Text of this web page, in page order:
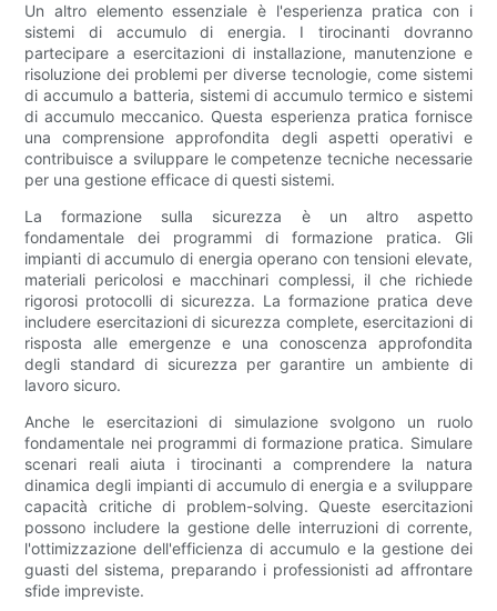
Un altro elemento essenziale è l'esperienza pratica con i
sistemi di accumulo di energia. I tirocinanti dovranno
partecipare a esercitazioni di installazione, manutenzione e
risoluzione dei problemi per diverse tecnologie, come sistemi
di accumulo a batteria, sistemi di accumulo termico e sistemi
di accumulo meccanico. Questa esperienza pratica fornisce
una comprensione approfondita degli aspetti operativi e
contribuisce a sviluppare le competenze tecniche necessarie
per una gestione efficace di questi sistemi.
La formazione sulla sicurezza è un altro aspetto
fondamentale dei programmi di formazione pratica. Gli
impianti di accumulo di energia operano con tensioni elevate,
materiali pericolosi e macchinari complessi, il che richiede
rigorosi protocolli di sicurezza. La formazione pratica deve
includere esercitazioni di sicurezza complete, esercitazioni di
risposta alle emergenze e una conoscenza approfondita
degli standard di sicurezza per garantire un ambiente di
lavoro sicuro.
Anche le esercitazioni di simulazione svolgono un ruolo
fondamentale nei programmi di formazione pratica. Simulare
scenari reali aiuta i tirocinanti a comprendere la natura
dinamica degli impianti di accumulo di energia e a sviluppare
capacità critiche di problem-solving. Queste esercitazioni
possono includere la gestione delle interruzioni di corrente,
l'ottimizzazione dell'efficienza di accumulo e la gestione dei
guasti del sistema, preparando i professionisti ad affrontare
sfide impreviste.